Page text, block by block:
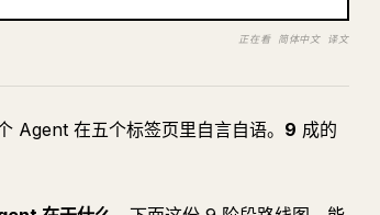
正在看 简体中文 译文
Agent 在五个标签页里自言自语。 9 成的